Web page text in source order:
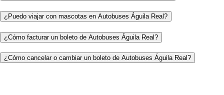
¿Puedo viajar con mascotas en Autobuses Águila Real?
¿Cómo facturar un boleto de Autobuses Águila Real?
¿Cómo cancelar o cambiar un boleto de Autobuses Águila Real?